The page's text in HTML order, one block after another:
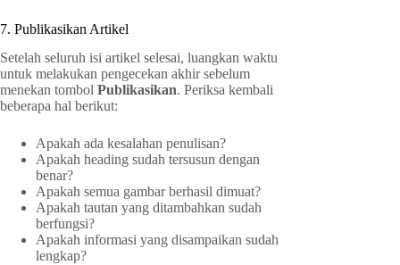
7. Publikasikan Artikel
Setelah seluruh isi artikel selesai, luangkan waktu
untuk melakukan pengecekan akhir sebelum
menekan tombol Publikasikan. Periksa kembali
beberapa hal berikut:
Apakah ada kesalahan penulisan?
Apakah heading sudah tersusun dengan
benar?
Apakah semua gambar berhasil dimuat?
Apakah tautan yang ditambahkan sudah
berfungsi?
Apakah informasi yang disampaikan sudah
lengkap?